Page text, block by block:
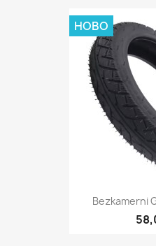
Bezkamerni
НОВО